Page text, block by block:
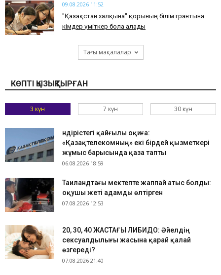
09.08.2026 11:52
"Қазақстан халқына" қорының білім грантына
кімдер үміткер бола алады
Тағы мақалалар
КӨПТІ ҚЫЗЫҚТЫРҒАН
3 күн 7 күн 30 күн
Өндірістегі қайғылы оқиға:
«Қазақтелекомның» екі бірдей қызметкері
жұмыс барысында қаза тапты
06.08.2026 18:59
Таиландтағы мектепте жаппай атыс болды:
оқушы жеті адамды өлтірген
07.08.2026 12:53
​20, 30, 40 ЖАСТАҒЫ ЛИБИДО: Әйелдің
сексуалдылығы жасына қарай қалай
өзгереді?
07.08.2026 21:40